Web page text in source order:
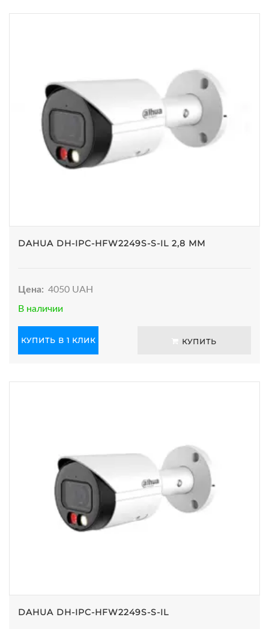
DAHUA DH-IPC-HFW2249S-S-IL 2,8 ММ
Цена: 4050 UAH
В наличии
КУПИТЬ В 1 КЛИК КУПИТЬ
DAHUA DH-IPC-HFW2249S-S-IL